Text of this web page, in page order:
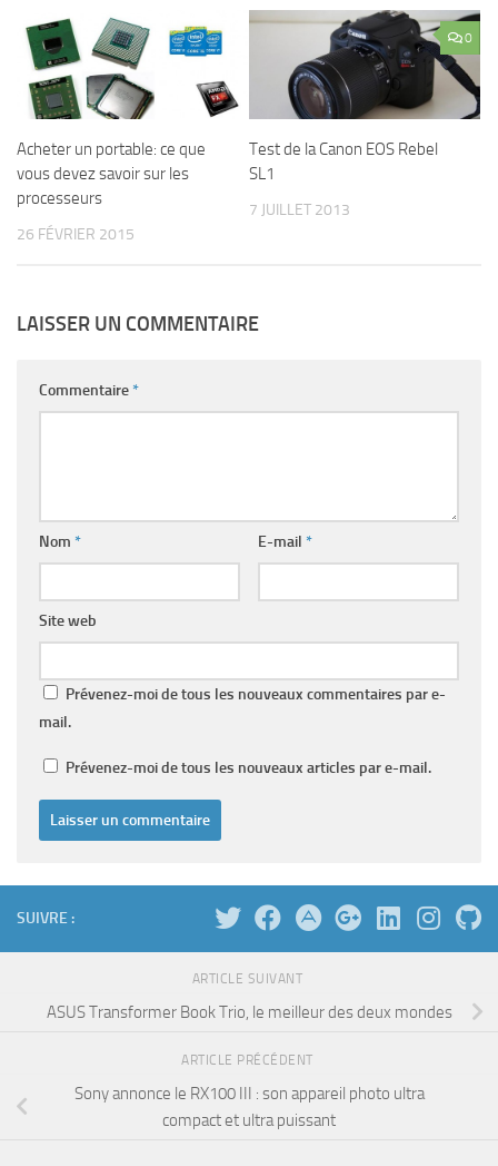
Acheter un portable: ce que
vous devez savoir sur les
processeurs
26 FÉVRIER 2015
0
Test de la Canon EOS Rebel
SL1
7 JUILLET 2013
LAISSER UN COMMENTAIRE
Commentaire*
Nom * E-mail *
Site web
Prévenez-moi de tous les nouveaux commentaires par e-
mail.
Prévenez-moi de tous les nouveaux articles par e-mail.
SUIVRE :
ARTICLE SUIVANT
ASUS Transformer Book Trio, le meilleur des deux mondes
ARTICLE PRÉCÉDENT
Sony annonce le RX100 III : son appareil photo ultra
compact et ultra puissant